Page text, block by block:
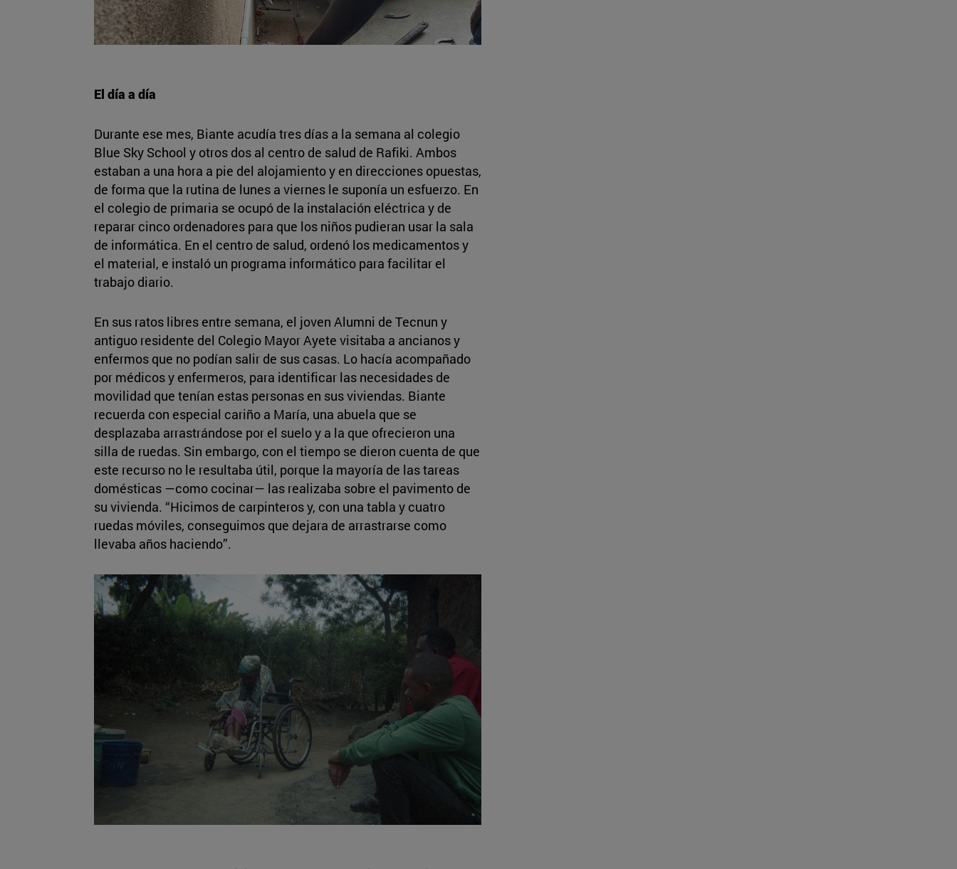
El día a día
Durante ese mes, Biante acudía tres días a la semana al colegio
Blue Sky School y otros dos al centro de salud de Rafiki. Ambos
estaban a una hora a pie del alojamiento y en direcciones opuestas,
de forma que la rutina de lunes a viernes le suponía un esfuerzo. En
el colegio de primaria se ocupó de la instalación eléctrica y de
reparar cinco ordenadores para que los niños pudieran usar la sala
de informática. En el centro de salud, ordenó los medicamentos y
el material, e instaló un programa informático para facilitar el
trabajo diario.
En sus ratos libres entre semana, el joven Alumni de Tecnun y
antiguo residente del Colegio Mayor Ayete visitaba a ancianos y
enfermos que no podían salir de sus casas. Lo hacía acompañado
por médicos y enfermeros, para identificar las necesidades de
movilidad que tenían estas personas en sus viviendas. Biante
recuerda con especial cariño a María, una abuela que se
desplazaba arrastrándose por el suelo y a la que ofrecieron una
silla de ruedas. Sin embargo, con el tiempo se dieron cuenta de que
este recurso no le resultaba útil, porque la mayoría de las tareas
domésticas —como cocinar— las realizaba sobre el pavimento de
su vivienda. “Hicimos de carpinteros y, con una tabla y cuatro
ruedas móviles, conseguimos que dejara de arrastrarse como
llevaba años haciendo”.